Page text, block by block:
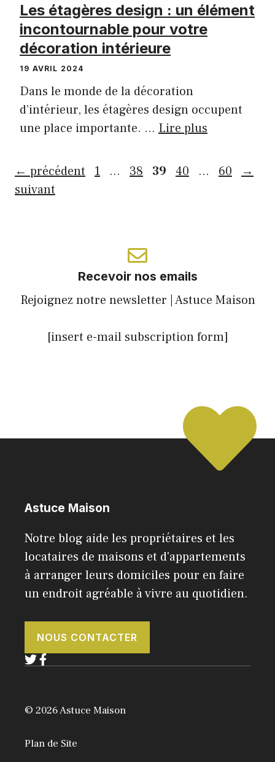
Les étagères design : un élément
incontournable pour votre
décoration intérieure
19 AVRIL 2024
Dans le monde de la décoration
d’intérieur, les étagères design occupent
une place importante. … Lire plus
← précédent Page
1 … Page
38 Page
39 Page
40 … Page
60
→
suivant
Recevoir nos emails
Rejoignez notre newsletter | Astuce Maison
[insert e-mail subscription form]
Astuce Maison
Notre blog aide les propriétaires et les
locataires de maisons et d'appartements
à arranger leurs domiciles pour en faire
un endroit agréable à vivre au quotidien.
NOUS CONTACTER
© 2026 Astuce Maison
Plan de Site